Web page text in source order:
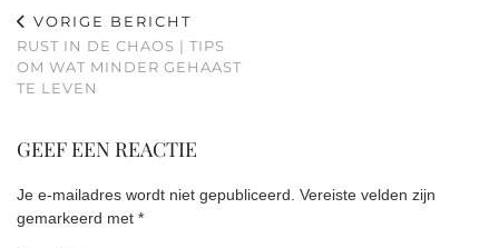
VORIGE BERICHT
RUST IN DE CHAOS | TIPS
OM WAT MINDER GEHAAST
TE LEVEN
GEEF EEN REACTIE
Je e-mailadres wordt niet gepubliceerd. Vereiste velden zijn
gemarkeerd met *